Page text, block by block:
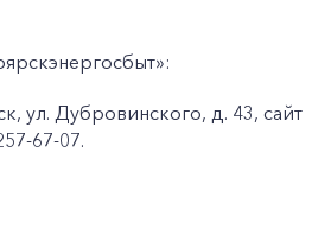
ул. Дубровинского, д. 43, сайт
67-07.